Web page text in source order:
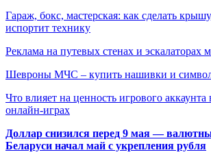
Гараж, бокс, мастерская: как сделать
испортит технику
Реклама на путевых стенах и эскалаторах
Шевроны МЧС – купить нашивки и
Что влияет на ценность игрового
онлайн-играх
Доллар снизился перед 9 мая —
Беларуси начал май с укрепления рубля